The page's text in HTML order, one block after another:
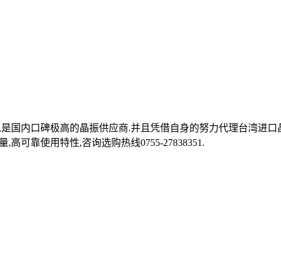
国内口碑极高的晶振供应商.并且凭借自身的努力代理台湾进
高可靠使用特性,咨询选购热线0755-27838351.